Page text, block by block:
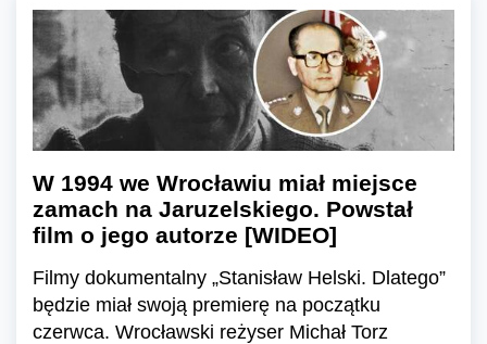
W 1994 we Wrocławiu miał miejsce
zamach na Jaruzelskiego. Powstał
film o jego autorze [WIDEO]
Filmy dokumentalny „Stanisław Helski. Dlatego”
będzie miał swoją premierę na początku
czerwca. Wrocławski reżyser Michał Torz